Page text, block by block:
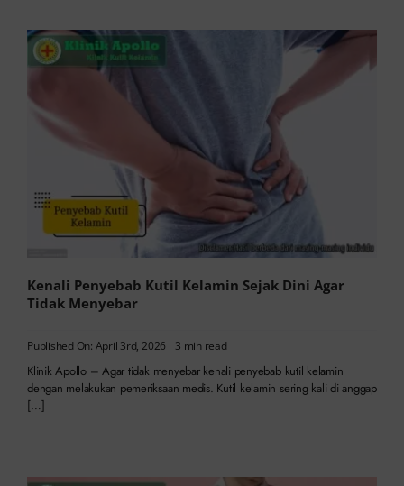
Kenali Penyebab Kutil Kelamin Sejak Dini Agar
Tidak Menyebar
Published On: April 3rd, 2026 3 min read
Klinik Apollo – Agar tidak menyebar kenali penyebab kutil kelamin
dengan melakukan pemeriksaan medis. Kutil kelamin sering kali di anggap
[…]